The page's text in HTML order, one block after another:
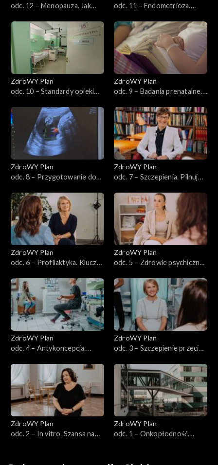
odc. 12 – Menopauza. Jak
naturalne zmiany
odc. 11 – Endometrioza.
ZdroWY Plan
odc. 10 – Standardy opieki
kobiet
ZdroWY Plan
odc. 9 – Badania prenatalne.
ZdroWY Plan
odc. 8 – Przygotowanie do
do rodzicielstwa
ZdroWY Plan
odc. 7 – Szczepienia. Pilnuj
ZdroWY Plan
odc. 6 – Profilaktyka. Klucz
ZdroWY Plan
odc. 5 – Zdrowie psychiczne.
ZdroWY Plan
odc. 4 – Antykoncepcja.
ZdroWY Plan
odc. 3 – Szczepienie przeciw
przyszłość
ZdroWY Plan
odc. 2 – In vitro. Szansa na
ZdroWY Plan
odc. 1 – Onkopłodność.